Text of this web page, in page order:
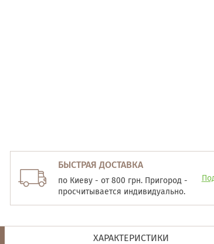
БЫСТРАЯ ДОСТАВКА
по Киеву - от 800 грн. Пригород -
просчитывается индивидуально.
ХАРАКТЕРИСТИКИ